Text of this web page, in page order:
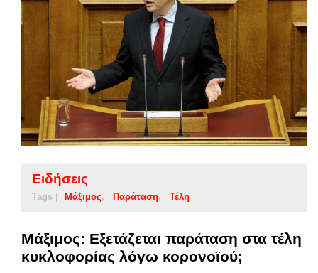
Ειδήσεις
Tags | Μάξιμος Παράταση Τέλη
Μάξιμος: Εξετάζεται παράταση στα τέλη
κυκλοφορίας λόγω κορονοϊού;